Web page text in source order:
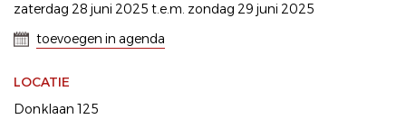
zaterdag 28 juni 2025 t.e.m. zondag 29 juni 2025
toevoegen in agenda
LOCATIE
Donklaan 125